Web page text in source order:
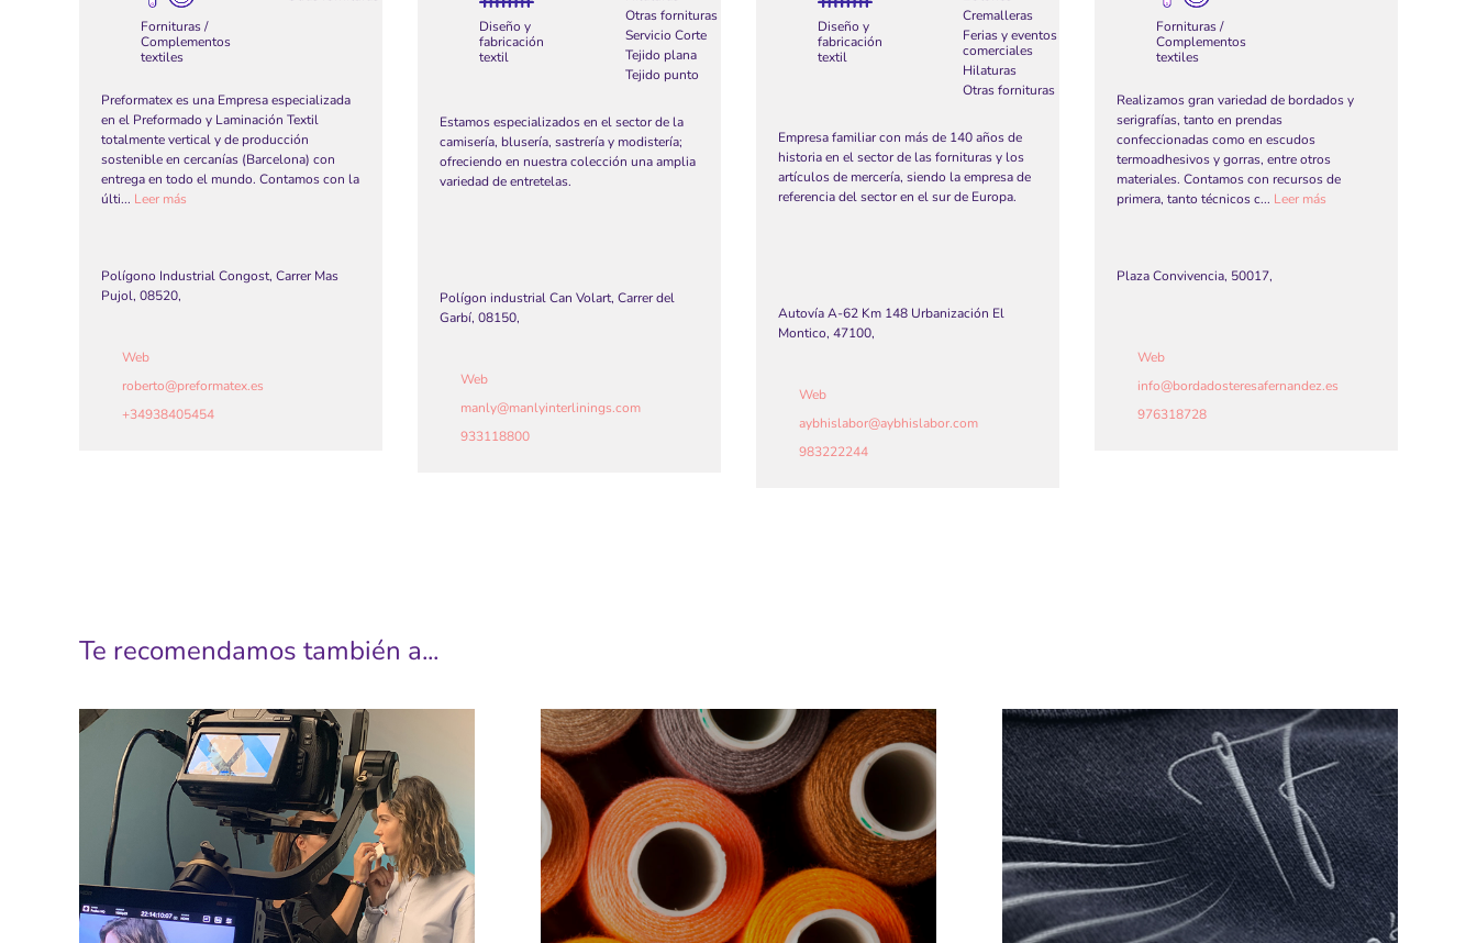
Fornituras /
Complementos
textiles
Preformatex es una Empresa especializada
en el Preformado y Laminación Textil
totalmente vertical y de producción
sostenible en cercanías (Barcelona) con
entrega en todo el mundo. Contamos con la
últi... Leer más
Polígono Industrial Congost, Carrer Mas
Pujol, 08520,
Web
roberto@preformatex.es
+34938405454
Diseño y
fabricación
textil
Otras fornituras
Servicio Corte
Tejido plana
Tejido punto
Estamos especializados en el sector de la
camisería, blusería, sastrería y modistería;
ofreciendo en nuestra colección una amplia
variedad de entretelas.
Polígon industrial Can Volart, Carrer del
Garbí, 08150,
Web
manly@manlyinterlinings.com
933118800
Diseño y
fabricación
textil
Cremalleras
Ferias y eventos
comerciales
Hilaturas
Otras fornituras
Empresa familiar con más de 140 años de
historia en el sector de las fornituras y los
artículos de mercería, siendo la empresa de
referencia del sector en el sur de Europa.
Autovía A-62 Km 148 Urbanización El
Montico, 47100,
Web
aybhislabor@aybhislabor.com
983222244
Fornituras /
Complementos
textiles
Realizamos gran variedad de bordados y
serigrafías, tanto en prendas
confeccionadas como en escudos
termoadhesivos y gorras, entre otros
materiales. Contamos con recursos de
primera, tanto técnicos c... Leer más
Plaza Convivencia, 50017,
Web
info@bordadosteresafernandez.es
976318728
Te recomendamos también a...